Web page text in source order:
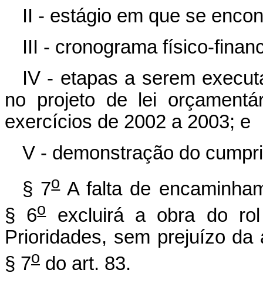
II - estágio em que se
III - cronograma físico-
IV - etapas a serem
no projeto de lei
exercícios de 2002 a 2003; e
V - demonstração do
§ 7oA falta de
§ 6oexcluirá a obra do
Prioridades, sem prejuízo
§ 7o do art. 83.